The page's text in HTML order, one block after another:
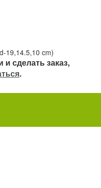
19,14.5,10 cm)
сделать заказ,
.